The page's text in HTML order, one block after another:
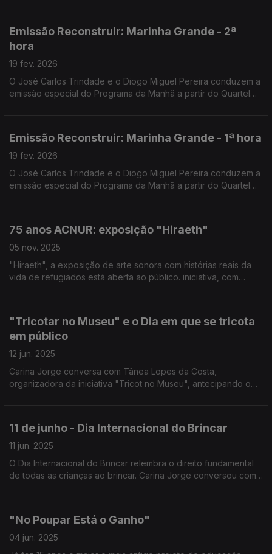
Emissão Reconstruir: Marinha Grande - 2ª
hora
19 fev. 2026
O José Carlos Trindade e o Diogo Miguel Pereira conduzem a
emissão especial do Programa da Manhã a partir do Quartel
Emissão Reconstruir: Marinha Grande - 1ª hora
19 fev. 2026
O José Carlos Trindade e o Diogo Miguel Pereira conduzem a
emissão especial do Programa da Manhã a partir do Quartel
75 anos ACNUR: exposição "Hiraeth"
05 nov. 2025
"Hiraeth", a exposição de arte sonora com histórias reais da
vida de refugiados está aberta ao público. iniciativa, com
"Tricotar no Museu" e o Dia em que se tricota
em público
12 jun. 2025
Carina Jorge conversa com Tânea Lopes da Costa,
organizadora da iniciativa "Tricot no Museu", antecipando o
11 de junho - Dia Internacional do Brincar
11 jun. 2025
O Dia Internacional do Brincar relembra o direito fundamental
de todas as crianças ao brincar. Carina Jorge conversou com
"No Poupar Está o Ganho"
04 jun. 2025